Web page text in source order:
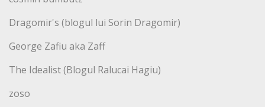
Dragomir's (blogul lui Sorin Dragomir)
George Zafiu aka Zaff
The Idealist (Blogul Ralucai Hagiu)
zoso